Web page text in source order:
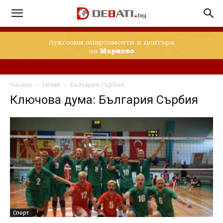
Начало тагове България Сърбия
Ключова дума: България Сърбия
Спорт